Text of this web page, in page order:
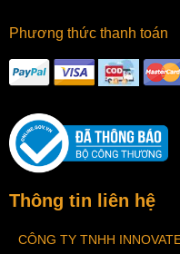
Phương thức thanh toán
Thông tin liên hệ
CÔNG TY TNHH